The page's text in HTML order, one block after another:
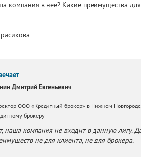
компания в неё? Какие преимущества
Дмитрий Евгеньевич
ООО «Кредитный брокер» в Нижнем
брокеру
наша компания не входит в данную лигу.
не для клиента, не для брокера.